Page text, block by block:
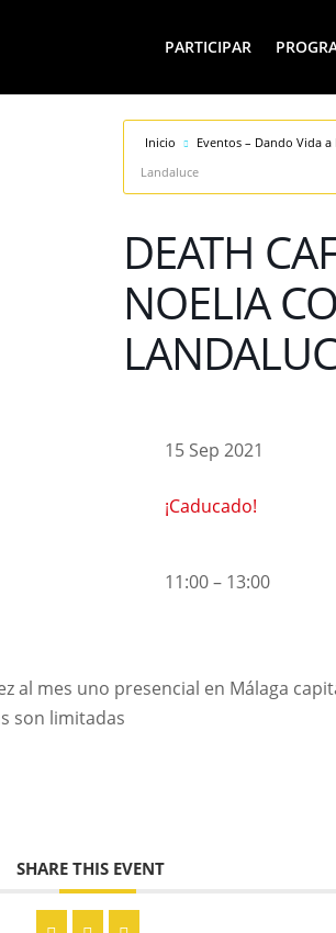
PARTICIPAR
Inicio Eventos – Dando Vida
Landaluce
DEATH
NOELIA
15 Sep 2021
¡Caducado!
11:00 – 13:00
al mes uno presencial en Málaga
son limitadas
SHARE THIS EVENT